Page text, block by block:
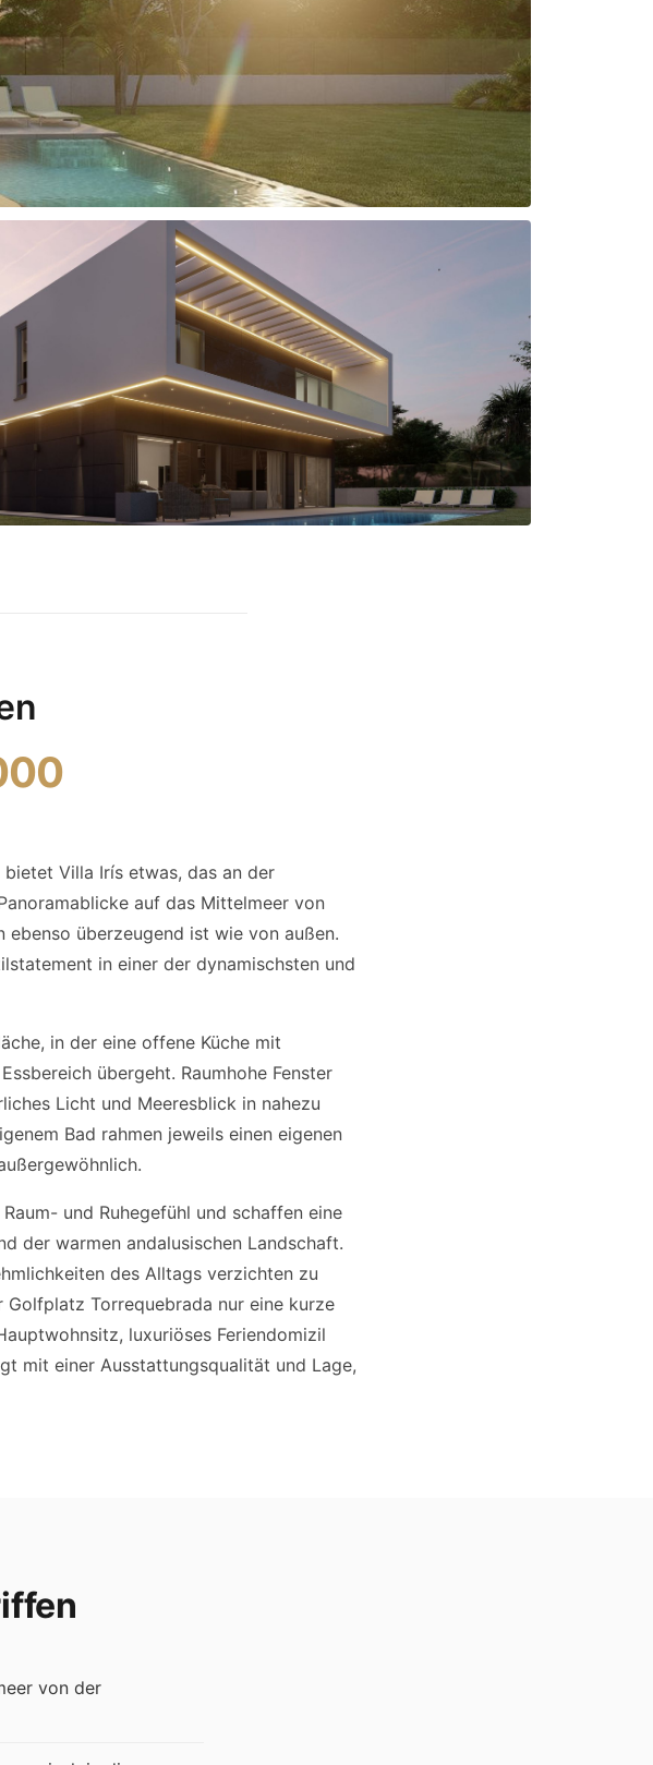
bietet Villa Irís etwas, das an der
auf das Mittelmeer von
überzeugend ist wie von außen.
in einer der dynamischsten und
in der eine offene Küche mit
übergeht. Raumhohe Fenster
Licht und Meeresblick in nahezu
Bad rahmen jeweils einen eigenen
und Ruhegefühl und schaffen eine
der warmen andalusischen Landschaft.
des Alltags verzichten zu
Torrequebrada nur eine kurze
luxuriöses Feriendomizil
mit einer Ausstattungsqualität und Lage,
von der